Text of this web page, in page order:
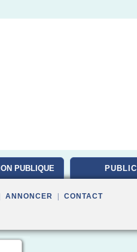
PUBLIQUE PUBLIC
ANNONCER CONTACT